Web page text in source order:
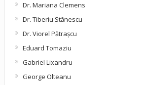
Dr. Mariana Clemens
Dr. Tiberiu Stănescu
Dr. Viorel Pătraşcu
Eduard Tomaziu
Gabriel Lixandru
George Olteanu